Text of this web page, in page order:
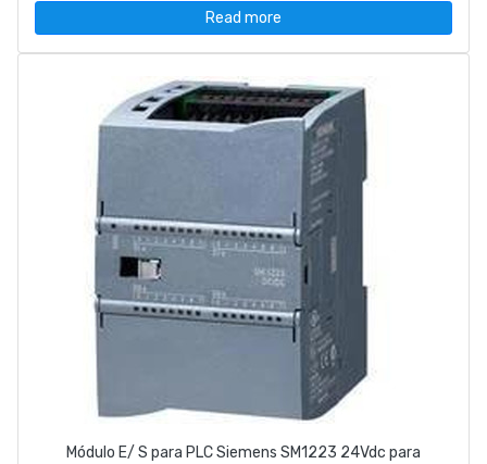
Read more
Módulo E/ S para PLC Siemens SM1223 24Vdc para